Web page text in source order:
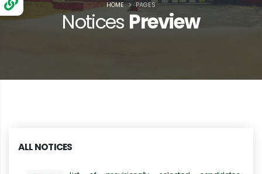
Notices Preview
HOME PAGES
ALL NOTICES